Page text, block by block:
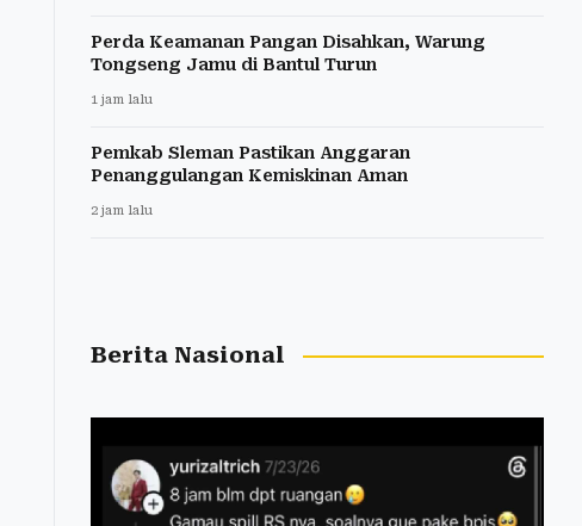
Perda Keamanan Pangan Disahkan, Warung
Tongseng Jamu di Bantul Turun
1 jam lalu
Pemkab Sleman Pastikan Anggaran
Penanggulangan Kemiskinan Aman
2 jam lalu
Berita Nasional